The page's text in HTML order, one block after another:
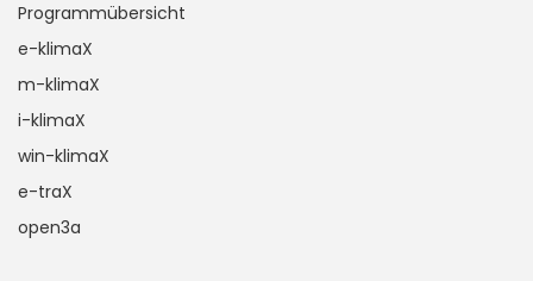
Programmübersicht
e-klimaX
m-klimaX
i-klimaX
win-klimaX
e-traX
open3a